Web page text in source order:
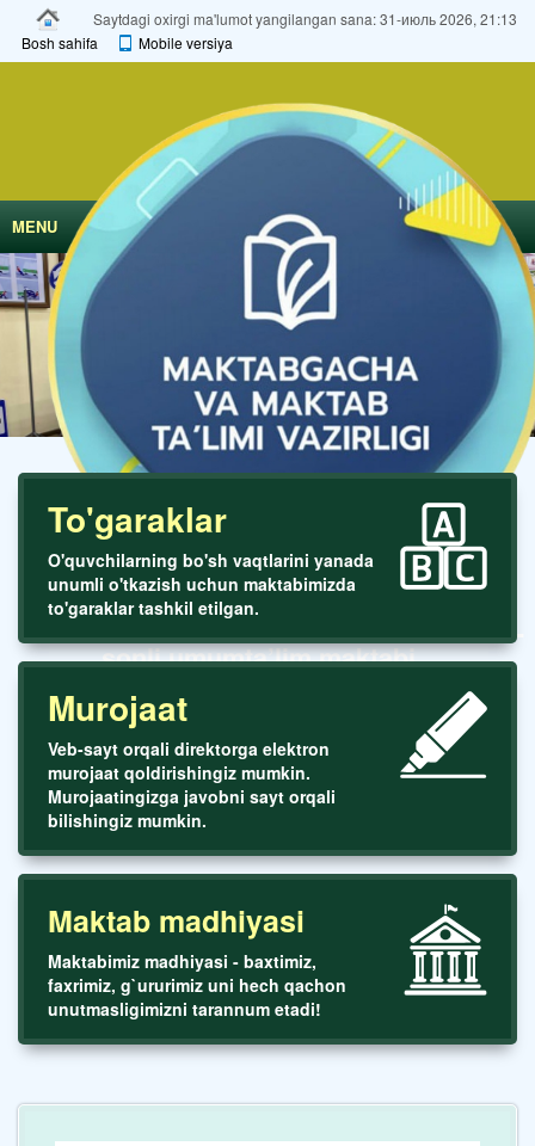
Saytdagi oxirgi ma'lumot yangilangan sana: 31-июль 2026, 21:13
Bosh sahifa
Mobile versiya
Toshkent shaxar Yunusobod tumani 288-
sonli umumta’lim maktabi
MENU
To'garaklar
O'quvchilarning bo'sh vaqtlarini yanada
unumli o'tkazish uchun maktabimizda
to'garaklar tashkil etilgan.
Murojaat
Veb-sayt orqali direktorga elektron
murojaat qoldirishingiz mumkin.
Murojaatingizga javobni sayt orqali
bilishingiz mumkin.
Maktab madhiyasi
Maktabimiz madhiyasi - baxtimiz,
faxrimiz, g`ururimiz uni hech qachon
unutmasligimizni tarannum etadi!